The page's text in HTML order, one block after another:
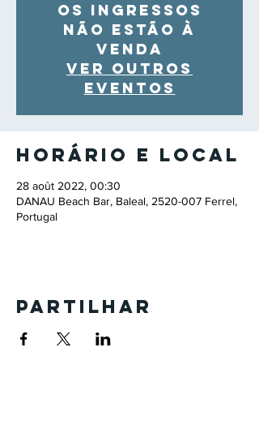
Os ingressos
não estão à
venda
Ver outros
eventos
Horário e local
28 août 2022, 00:30
DANAU Beach Bar, Baleal, 2520-007 Ferrel,
Portugal
Partilhar